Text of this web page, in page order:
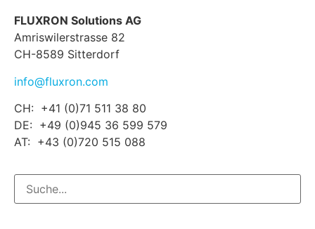
FLUXRON Solutions AG
Amriswilerstrasse 82
CH-8589 Sitterdorf
info@fluxron.com
CH: +41 (0)71 511 38 80
DE: +49 (0)945 36 599 579
AT: +43 (0)720 515 088